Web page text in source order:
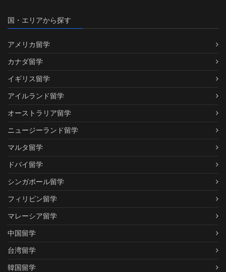
国・エリアから探す
アメリカ留学
カナダ留学
イギリス留学
アイルランド留学
オーストラリア留学
ニュージーランド留学
マルタ留学
ドバイ留学
シンガポール留学
フィリピン留学
マレーシア留学
中国留学
台湾留学
韓国留学